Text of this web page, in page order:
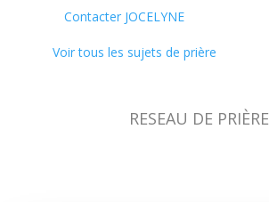
Contacter JOCELYNE
Voir tous les sujets de prière
RESEAU DE PRIÈRE